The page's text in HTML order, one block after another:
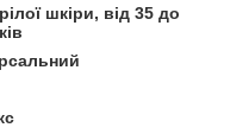
шкіри, від 35 до